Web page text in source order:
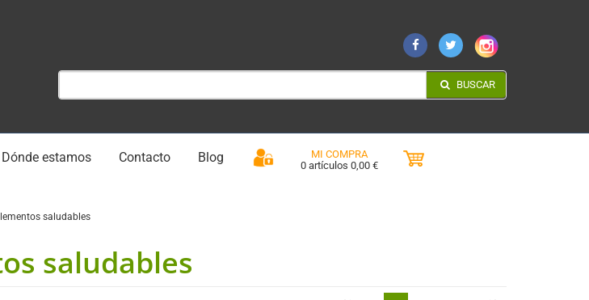
BUSCAR
Dónde estamos Contacto Blog
MI COMPRA
0 artículos 0,00 €
saludables
saludables